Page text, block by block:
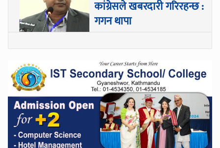
कांग्रेसले खबरदारी गरिरहन्छ :
गगन थापा